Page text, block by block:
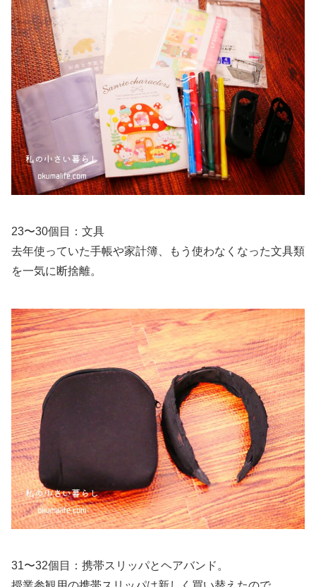
23〜30個目：文具
去年使っていた手帳や家計簿、もう使わなくなった文具類
を一気に断捨離。
31〜32個目：携帯スリッパとヘアバンド。